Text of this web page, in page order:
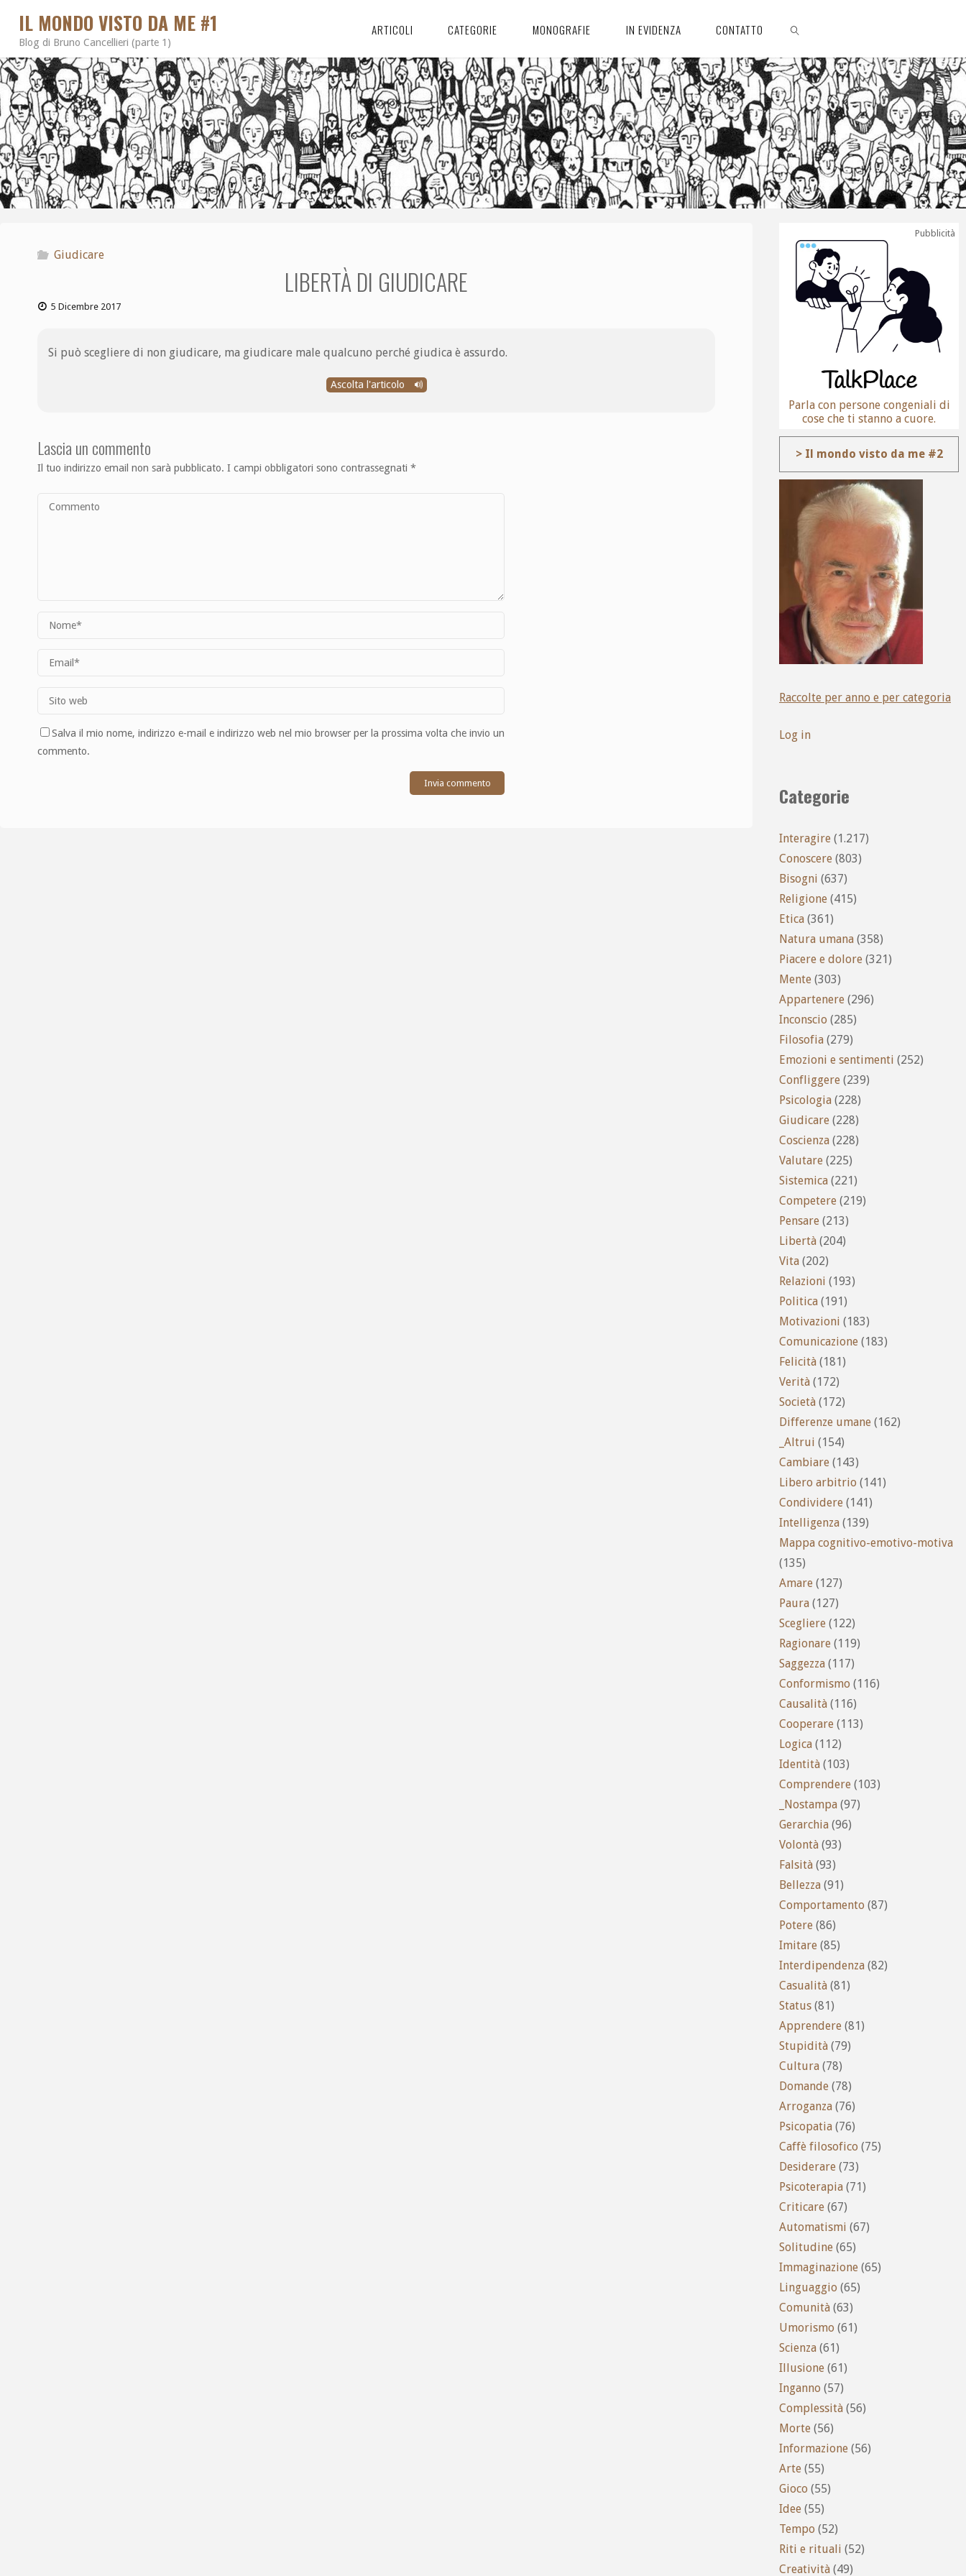
IL MONDO VISTO DA ME #1
Blog di Bruno Cancellieri (parte 1)
ARTICOLI CATEGORIE MONOGRAFIE IN EVIDENZA CONTATTO
CERCA
Giudicare
LIBERTÀ DI GIUDICARE
5 Dicembre 2017
Si può scegliere di non giudicare, ma giudicare male qualcuno perché giudica è assurdo.
Ascolta l'articolo
Lascia un commento
Il tuo indirizzo email non sarà pubblicato. I campi obbligatori sono contrassegnati*
Salva il mio nome, indirizzo e-mail e indirizzo web nel mio browser per la prossima volta che invio un
commento.
Pubblicità
Parla con persone congeniali di
cose che ti stanno a cuore.
> Il mondo visto da me #2
Raccolte per anno e per categoria
Log in
Categorie
Interagire (1.217)
Conoscere (803)
Bisogni (637)
Religione (415)
Etica (361)
Natura umana (358)
Piacere e dolore (321)
Mente (303)
Appartenere (296)
Inconscio (285)
Filosofia (279)
Emozioni e sentimenti (252)
Confliggere (239)
Psicologia (228)
Giudicare (228)
Coscienza (228)
Valutare (225)
Sistemica (221)
Competere (219)
Pensare (213)
Libertà (204)
Vita (202)
Relazioni (193)
Politica (191)
Motivazioni (183)
Comunicazione (183)
Felicità (181)
Verità (172)
Società (172)
Differenze umane (162)
_Altrui (154)
Cambiare (143)
Libero arbitrio (141)
Condividere (141)
Intelligenza (139)
Mappa cognitivo-emotivo-motiva
(135)
Amare (127)
Paura (127)
Scegliere (122)
Ragionare (119)
Saggezza (117)
Conformismo (116)
Causalità (116)
Cooperare (113)
Logica (112)
Identità (103)
Comprendere (103)
_Nostampa (97)
Gerarchia (96)
Volontà (93)
Falsità (93)
Bellezza (91)
Comportamento (87)
Potere (86)
Imitare (85)
Interdipendenza (82)
Casualità (81)
Status (81)
Apprendere (81)
Stupidità (79)
Cultura (78)
Domande (78)
Arroganza (76)
Psicopatia (76)
Caffè filosofico (75)
Desiderare (73)
Psicoterapia (71)
Criticare (67)
Automatismi (67)
Solitudine (65)
Immaginazione (65)
Linguaggio (65)
Comunità (63)
Umorismo (61)
Scienza (61)
Illusione (61)
Inganno (57)
Complessità (56)
Morte (56)
Informazione (56)
Arte (55)
Gioco (55)
Idee (55)
Tempo (52)
Riti e rituali (52)
Creatività (49)